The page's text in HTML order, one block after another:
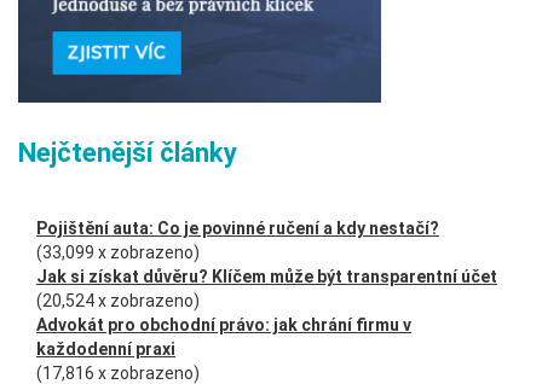
Nejčtenější články
Pojištění auta: Co je povinné ručení a kdy nestačí?
(33,099 x zobrazeno)
Jak si získat důvěru? Klíčem může být transparentní účet
(20,524 x zobrazeno)
Advokát pro obchodní právo: jak chrání firmu v
každodenní praxi
(17,816 x zobrazeno)